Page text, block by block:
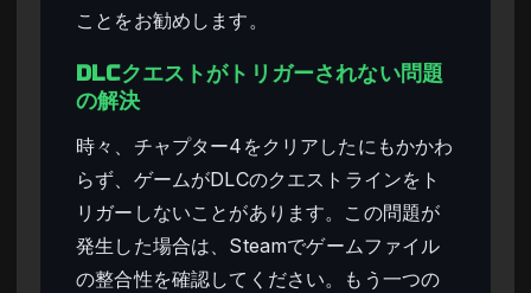
ことをお勧めします。
DLCクエストがトリガーされない問題
の解決
時々、チャプター4をクリアしたにもかかわ
らず、ゲームがDLCのクエストラインをト
リガーしないことがあります。この問題が
発生した場合は、Steamでゲームファイル
の整合性を確認してください。もう一つの